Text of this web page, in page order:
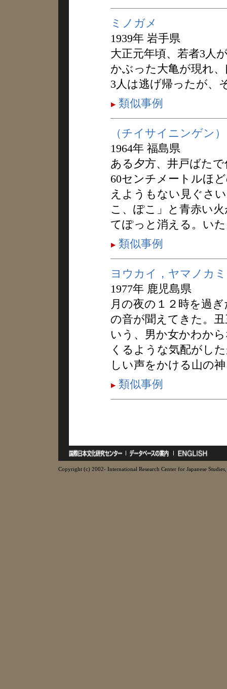
ミノガメ
1939年 岩手県
大正元年頃、若者3人
かぶった大亀が現れ
3人は逃げ帰ったが、
類似事例
（チイサイニンゲン
1964年 福島県
ある夕方、井戸ばた
60センチメートルほ
えようもない見ぐさ
こ、ぽこ」と青赤い
てぽっと消える。い
類似事例
ヨウカイ，ヤマノカ
1977年 鹿児島県
月の夜の１２時を過
の音が聞えてきた。
いう、男か女かわか
くるような気配がし
しい声をかける山の
類似事例
Copyright (c) 2002- International Research Center for Japanese